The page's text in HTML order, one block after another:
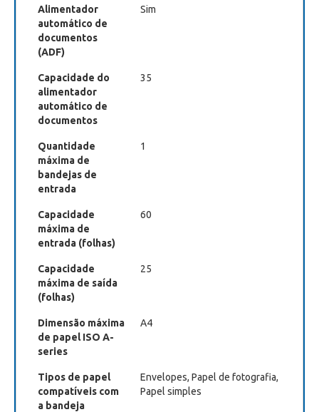
Alimentador
automático de
documentos
(ADF)
Sim
Capacidade do
alimentador
automático de
documentos
35
Quantidade
máxima de
bandejas de
entrada
1
Capacidade
máxima de
entrada (folhas)
60
Capacidade
máxima de saída
(folhas)
25
Dimensão máxima
de papel ISO A-
series
A4
Tipos de papel
compatíveis com
a bandeja
Envelopes, Papel de fotografia,
Papel simples